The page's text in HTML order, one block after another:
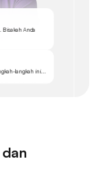
Bisakah Anda
langkah ini...